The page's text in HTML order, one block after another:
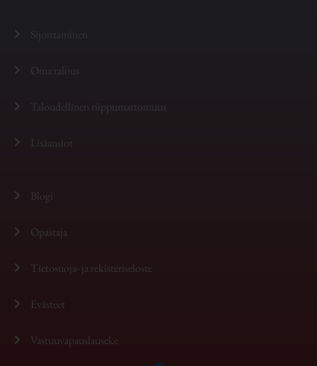
Sijoittaminen
Oma talous
Taloudellinen riippumattomuus
Lisäansiot
Blogi
Opastaja
Tietosuoja- ja rekisteriseloste
Evästeet
Vastuuvapauslauseke